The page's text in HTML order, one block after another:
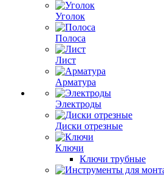
Уголок
Полоса
Лист
Арматура
Электроды
Диски отрезные
Ключи
Ключи трубные